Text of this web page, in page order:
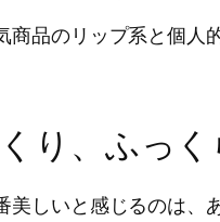
品のリップ系と個
り、ふっ
しいと感じるのは、